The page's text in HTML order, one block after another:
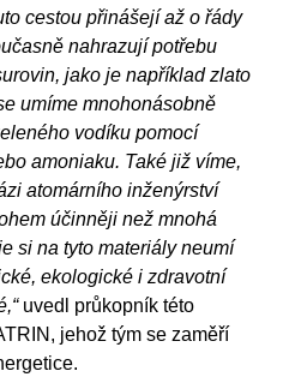
cestou přinášejí až o řády
nahrazují potřebu
jako je například zlato
umíme mnohonásobně
vodíku pomocí
amoniaku. Také již víme,
atomárního inženýrství
účinněji než mnohá
si na tyto materiály neumí
ekologické i zdravotní
uvedl průkopník této
jehož tým se zaměří